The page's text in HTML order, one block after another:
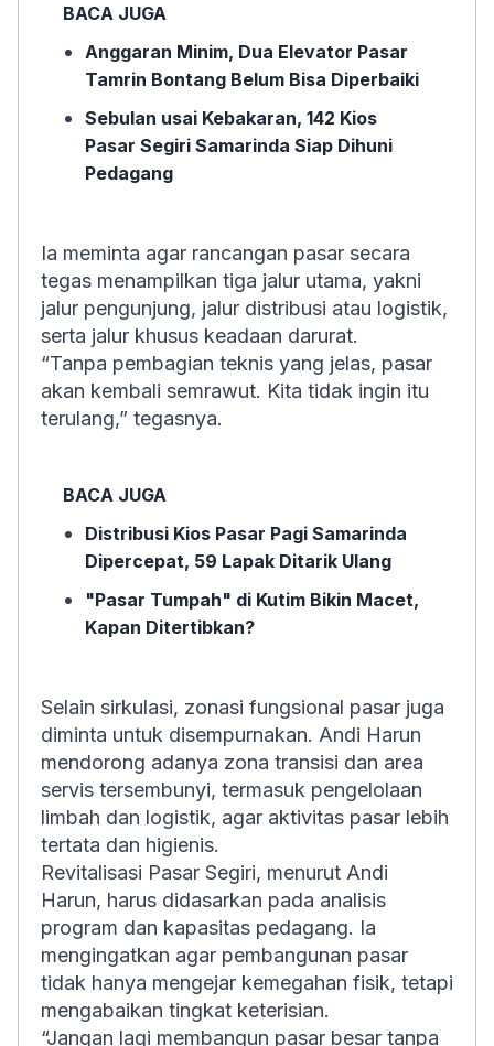
BACA JUGA
Anggaran Minim, Dua Elevator Pasar
Tamrin Bontang Belum Bisa Diperbaiki
Sebulan usai Kebakaran, 142 Kios
Pasar Segiri Samarinda Siap Dihuni
Pedagang
Ia meminta agar rancangan pasar secara
tegas menampilkan tiga jalur utama, yakni
jalur pengunjung, jalur distribusi atau logistik,
serta jalur khusus keadaan darurat.
“Tanpa pembagian teknis yang jelas, pasar
akan kembali semrawut. Kita tidak ingin itu
terulang,” tegasnya.
BACA JUGA
Distribusi Kios Pasar Pagi Samarinda
Dipercepat, 59 Lapak Ditarik Ulang
"Pasar Tumpah" di Kutim Bikin Macet,
Kapan Ditertibkan?
Selain sirkulasi, zonasi fungsional pasar juga
diminta untuk disempurnakan. Andi Harun
mendorong adanya zona transisi dan area
servis tersembunyi, termasuk pengelolaan
limbah dan logistik, agar aktivitas pasar lebih
tertata dan higienis.
Revitalisasi Pasar Segiri, menurut Andi
Harun, harus didasarkan pada analisis
program dan kapasitas pedagang. Ia
mengingatkan agar pembangunan pasar
tidak hanya mengejar kemegahan fisik, tetapi
mengabaikan tingkat keterisian.
“Jangan lagi membangun pasar besar tanpa